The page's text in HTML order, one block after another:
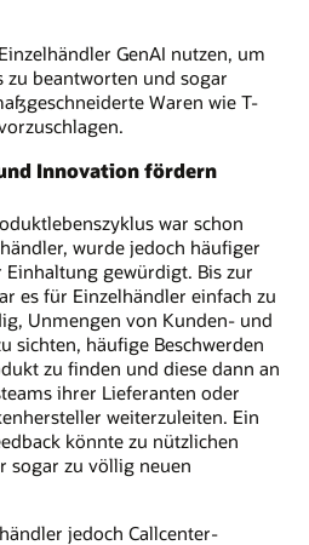
GenAI nutzen, um
zu beantworten und sogar
Waren wie T-
Innovation fördern
war schon
wurde jedoch häufiger
Einhaltung gewürdigt. Bis zur
es für Einzelhändler einfach zu
Unmengen von Kunden- und
sichten, häufige Beschwerden
zu finden und diese dann an
ihrer Lieferanten oder
weiterzuleiten. Ein
könnte zu nützlichen
sogar zu völlig neuen
jedoch Callcenter-